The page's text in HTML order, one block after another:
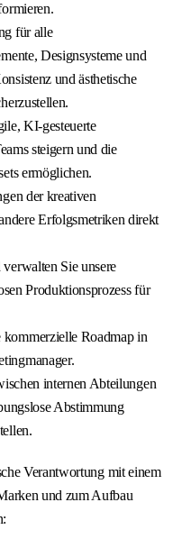
für alle
Designsysteme und
und ästhetische
KI-gesteuerte
steigern und die
ermöglichen.
der kreativen
Erfolgsmetriken direkt
Sie unsere
Produktionsprozess für
Roadmap in
internen Abteilungen
Abstimmung
Verantwortung mit einem
und zum Aufbau